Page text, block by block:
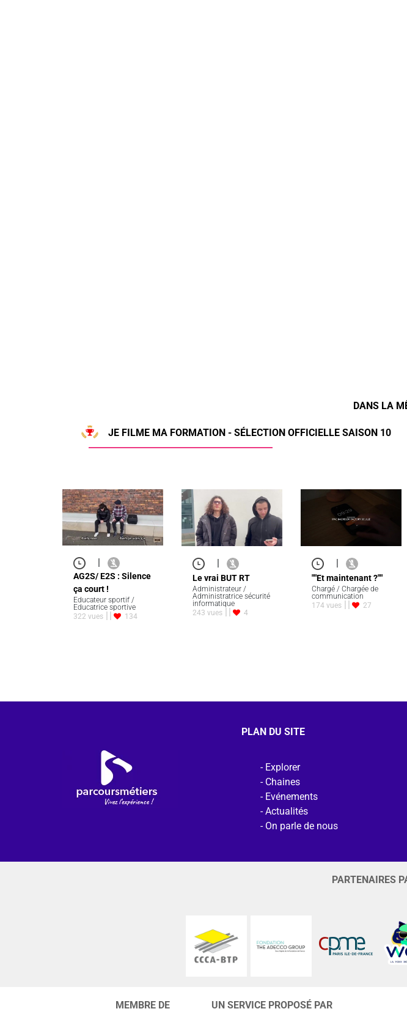
DANS LA
JE FILME MA FORMATION - SÉLECTION OFFICIELLE SAISON 10
AG2S/ E2S : Silence
ça court !
Educateur sportif /
Educatrice sportive
322 vues
134
|
Le vrai BUT RT
Administrateur /
Administratrice sécurité
informatique
243 vues
4
|
""Et maintenant ?""
Chargé / Chargée de
communication
174 vues
27
PLAN DU SITE
Explorer
Chaines
Evénements
Actualités
On parle de nous
PARTENAIRES
MEMBRE DE UN SERVICE PROPOSÉ PAR